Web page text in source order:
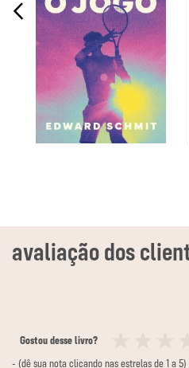
Gostou desse livro?
12
3
4
5
- (dê sua nota clicando nas estrelas de 1 a 5)